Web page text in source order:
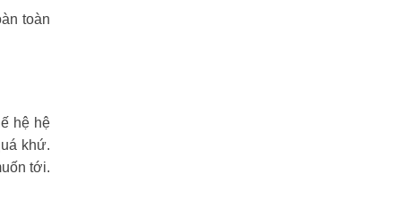
toàn
hệ hệ
khứ.
tới.